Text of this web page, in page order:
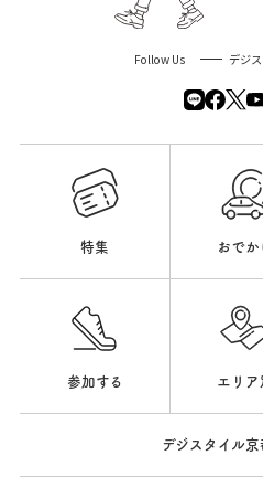
Follow Us デジ
特集 おでか
参加する エリア
デジスタイル